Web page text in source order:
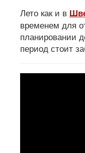
Лето как и в
временем для
планировании
период стоит